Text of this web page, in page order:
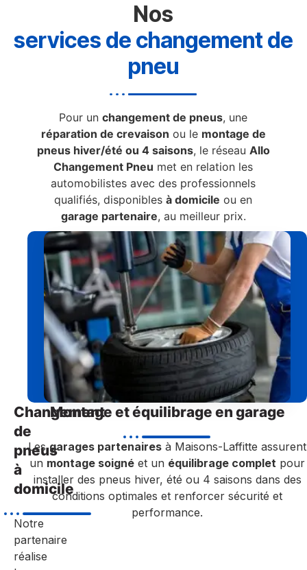
Nos
services de changement de
pneu
Pour unchangement de pneus, une
réparation de crevaison ou le montage de
pneus hiver/été ou 4 saisons, le réseau Allo
Changement Pneu met en relation les
automobilistes avec des professionnels
qualifiés, disponiblesà domicile ou en
garage partenaire, au meilleur prix.
Changement
de
pneus
à
domicile
Notre
partenaire
réalise
Montage et équilibrage en garage
Lesgarages partenaires à Maisons-Laffitte assurent
un montage soigné et un équilibrage complet pour
installer des pneus hiver, été ou 4 saisons dans des
conditions optimales et renforcer sécurité et
performance.